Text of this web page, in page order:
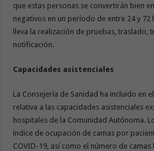
que estas personas se convertirán bien
negativos en un período de entre 24 y
lleva la realización de pruebas,
notificación.
Capacidades asistenciales
La Consejería de Sanidad ha incluido en
relativa a las capacidades asistenciales
hospitales de la Comunidad Autónoma.
índice de ocupación de camas por
COVID-19, así como el número de camas